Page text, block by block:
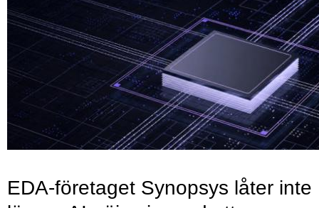
EDA-företaget Synopsys låter inte